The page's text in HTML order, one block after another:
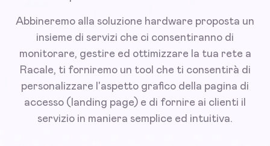
Abbineremo alla soluzione hardware proposta un
insieme di servizi che ci consentiranno di
monitorare, gestire ed ottimizzare la tua rete a
Racale, ti forniremo un tool che ti consentirà di
personalizzare l'aspetto grafico della pagina di
accesso (landing page) e di fornire ai clienti il
servizio in maniera semplice ed intuitiva.